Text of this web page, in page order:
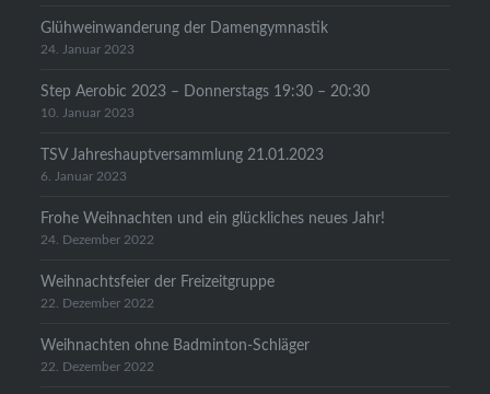
Glühweinwanderung der Damengymnastik
24. Januar 2023
Step Aerobic 2023 – Donnerstags 19:30 – 20:30
10. Januar 2023
TSV Jahreshauptversammlung 21.01.2023
6. Januar 2023
Frohe Weihnachten und ein glückliches neues Jahr!
24. Dezember 2022
Weihnachtsfeier der Freizeitgruppe
22. Dezember 2022
Weihnachten ohne Badminton-Schläger
22. Dezember 2022